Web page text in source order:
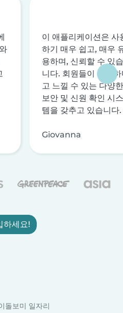
이 애플리케이션은 사
하기 매우 쉽고, 매우
용하며, 신뢰할 수 있습
니다. 회원들이 안전
고 느낄 수 있는 다양한
보안 및 신원 확인 시스
템을 갖추고 있습니다.
Giovanna
하세요!
돌보미 일자리